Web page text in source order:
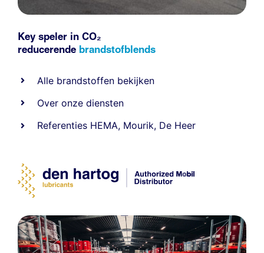
Key speler in CO₂
reducerende brandstofblends
Alle brandstoffen bekijken
Over onze diensten
Referenties HEMA, Mourik, De Heer